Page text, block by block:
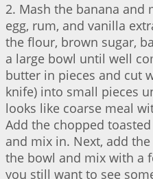
2. Mash the banana and
egg, rum, and vanilla
the flour, brown sugar,
a large bowl until well
butter in pieces and cut
knife) into small pieces
looks like coarse meal
Add the chopped
and mix in. Next, add
the bowl and mix with a
you still want to see